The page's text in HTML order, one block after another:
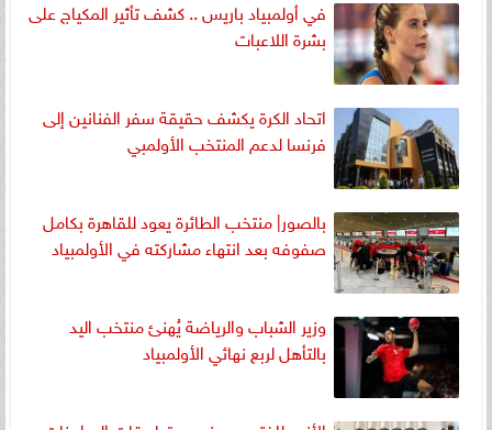
في أولمبياد باريس .. كشف تأثير المكياج على
بشرة اللاعبات
اتحاد الكرة يكشف حقيقة سفر الفنانين إلى
فرنسا لدعم المنتخب الأولمبي
بالصور| منتخب الطائرة يعود للقاهرة بكامل
صفوفه بعد انتهاء مشاركته في الأولمبياد
وزير الشباب والرياضة يُهنئ منتخب اليد
بالتأهل لربع نهائي الأولمبياد